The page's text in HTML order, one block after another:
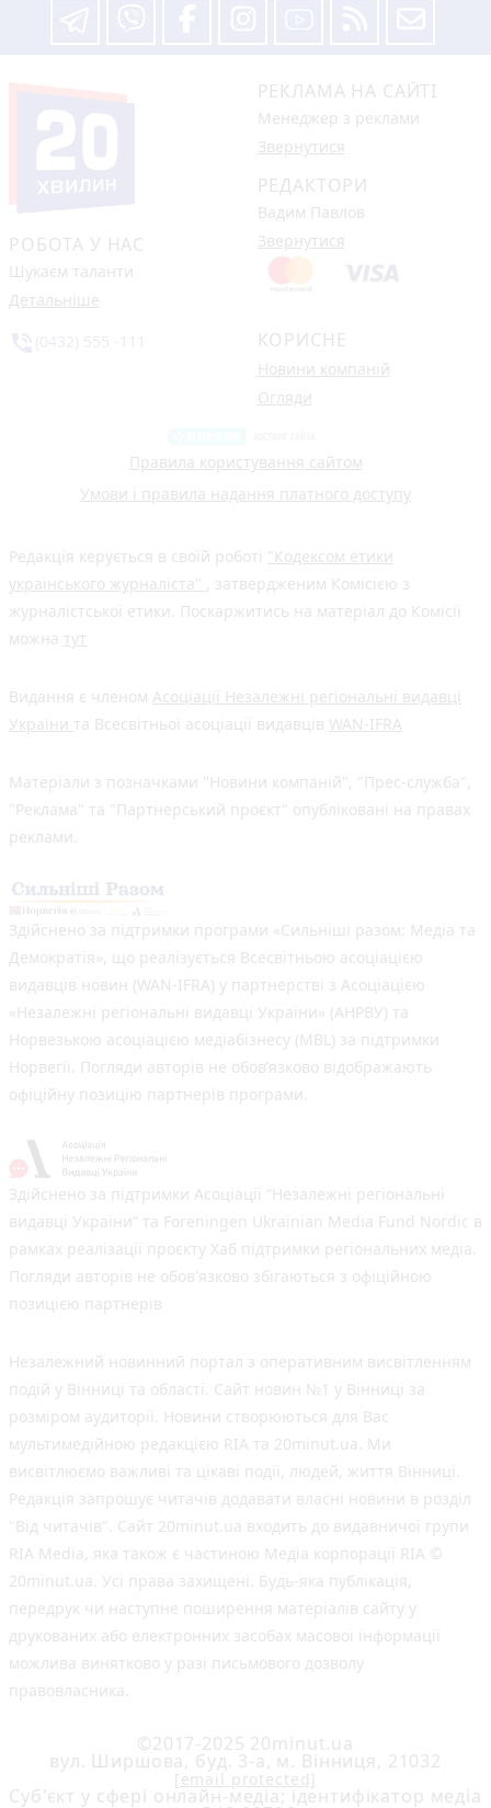
РОБОТА У НАС
Шукаєм таланти
Детальніше
РЕКЛАМА НА САЙТІ
Менеджер з реклами
Звернутися
РЕДАКТОРИ
Вадим Павлов
Звернутися
КОРИСНЕ
Новини компаній
Огляди
Правила користування сайтом
Умови і правила надання платного доступу
Редакція керується в своїй роботі "Кодексом етики
українського журналіста" , затвердженим Комісією з
журналістської етики. Поскаржитись на матеріал до Комісії
можна тут
Видання є членом Асоціації Незалежні регіональні видавці
України та Всесвітньої асоціації видавців WAN-IFRA
Матеріали з позначками "Новини компаній", "Прес-служба",
"Реклама" та "Партнерський проєкт" опубліковані на правах
реклами.
Здійснено за підтримки програми «Сильніші разом: Медіа та
Демократія», що реалізується Всесвітньою асоціацією
видавців новин (WAN-IFRA) у партнерстві з Асоціацією
«Незалежні регіональні видавці України» (АНРВУ) та
Норвезькою асоціацією медіабізнесу (MBL) за підтримки
Норвегії. Погляди авторів не обов’язково відображають
офіційну позицію партнерів програми.
Здійснено за підтримки Асоціації “Незалежні регіональні
видавці України” та Foreningen Ukrainian Media Fund Nordic в
рамках реалізації проєкту Хаб підтримки регіональних медіа.
Погляди авторів не обов'язково збігаються з офіційною
позицією партнерів
Незалежний новинний портал з оперативним висвітленням
подій у Вінниці та області. Сайт новин №1 у Вінниці за
розміром аудиторії. Новини створюються для Вас
мультимедійною редакцією RIA та 20minut.ua. Ми
висвітлюємо важливі та цікаві події, людей, життя Вінниці.
Редакція запрошує читачів додавати власні новини в розділ
"Від читачів". Сайт 20minut.ua входить до видавничої групи
RIA Media, яка також є частиною Медіа корпорації RIA ©
20minut.ua. Усі права захищені. Будь-яка публiкацiя,
передрук чи наступне поширення матеріалів сайту у
друкованих або електронних засобах масової інформації
можлива винятково у разі письмового дозволу
правовласника.
©2017-2025 20minut.ua
вул. Ширшова, буд. 3-а, м. Вінниця, 21032
[email protected]
Cуб'єкт у сфері онлайн-медіа; ідентифікатор медіа